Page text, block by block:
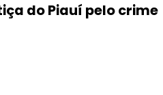
do Piauí pelo crime